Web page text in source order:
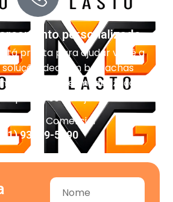
personalizado
pronta para ajudar você a
solução ideal em borrachas
impermeabilização e
para o seu projeto.
Comercial
(11) 93959-5090